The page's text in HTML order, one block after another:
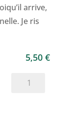
arrive,
Je ris
5,50€
quantité